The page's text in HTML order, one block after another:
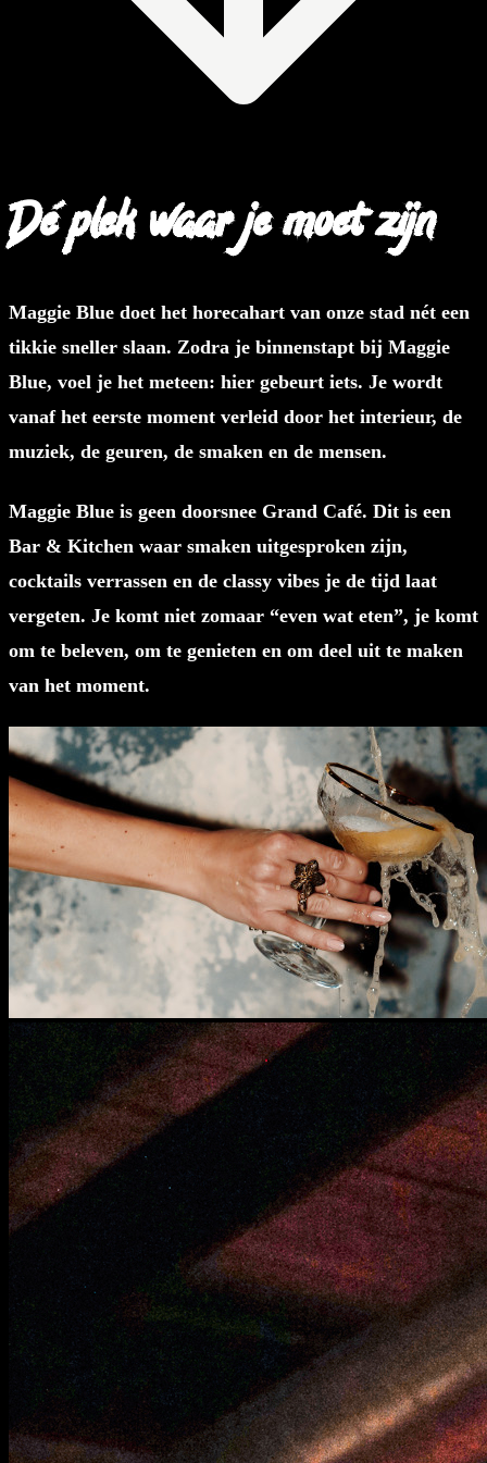
Dé plek waar je moet zijn
Maggie Blue doet het horecahart van onze stad nét een
tikkie sneller slaan. Zodra je binnenstapt bij Maggie
Blue, voel je het meteen: hier gebeurt iets. Je wordt
vanaf het eerste moment verleid door het interieur, de
muziek, de geuren, de smaken en de mensen.
Maggie Blue is geen doorsnee Grand Café. Dit is een
Bar & Kitchen waar smaken uitgesproken zijn,
cocktails verrassen en de classy vibes je de tijd laat
vergeten. Je komt niet zomaar “even wat eten”, je komt
om te beleven, om te genieten en om deel uit te maken
van het moment.